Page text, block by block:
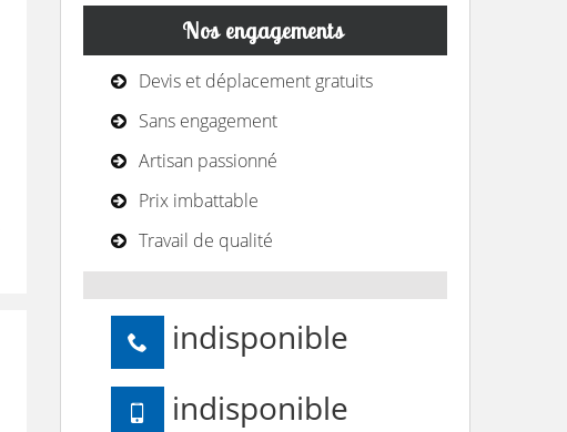
Nos engagements
Devis et déplacement gratuits
Sans engagement
Artisan passionné
Prix imbattable
Travail de qualité
indisponible
indisponible